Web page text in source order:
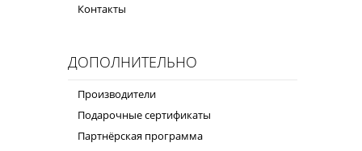
Контакты
ДОПОЛНИТЕЛЬНО
Производители
Подарочные сертификаты
Партнёрская программа